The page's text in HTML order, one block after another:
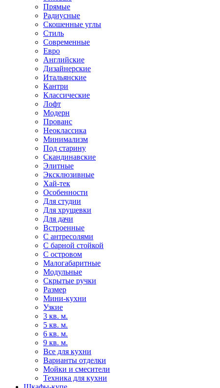
Прямые
Радиусные
Скошенные углы
Стиль
Современные
Евро
Английские
Дизайнерские
Итальянские
Кантри
Классические
Лофт
Модерн
Прованс
Неоклассика
Минимализм
Под старину
Скандинавские
Элитные
Эксклюзивные
Хай-тек
Особенности
Для студии
Для хрущевки
Для дачи
Встроенные
С антресолями
С барной стойкой
С островом
Малогабаритные
Модульные
Скрытые ручки
Размер
Мини-кухни
Узкие
3 кв. м.
5 кв. м.
6 кв. м.
9 кв. м.
Все для кухни
Варианты отделки
Мойки и смесители
Техника для кухни